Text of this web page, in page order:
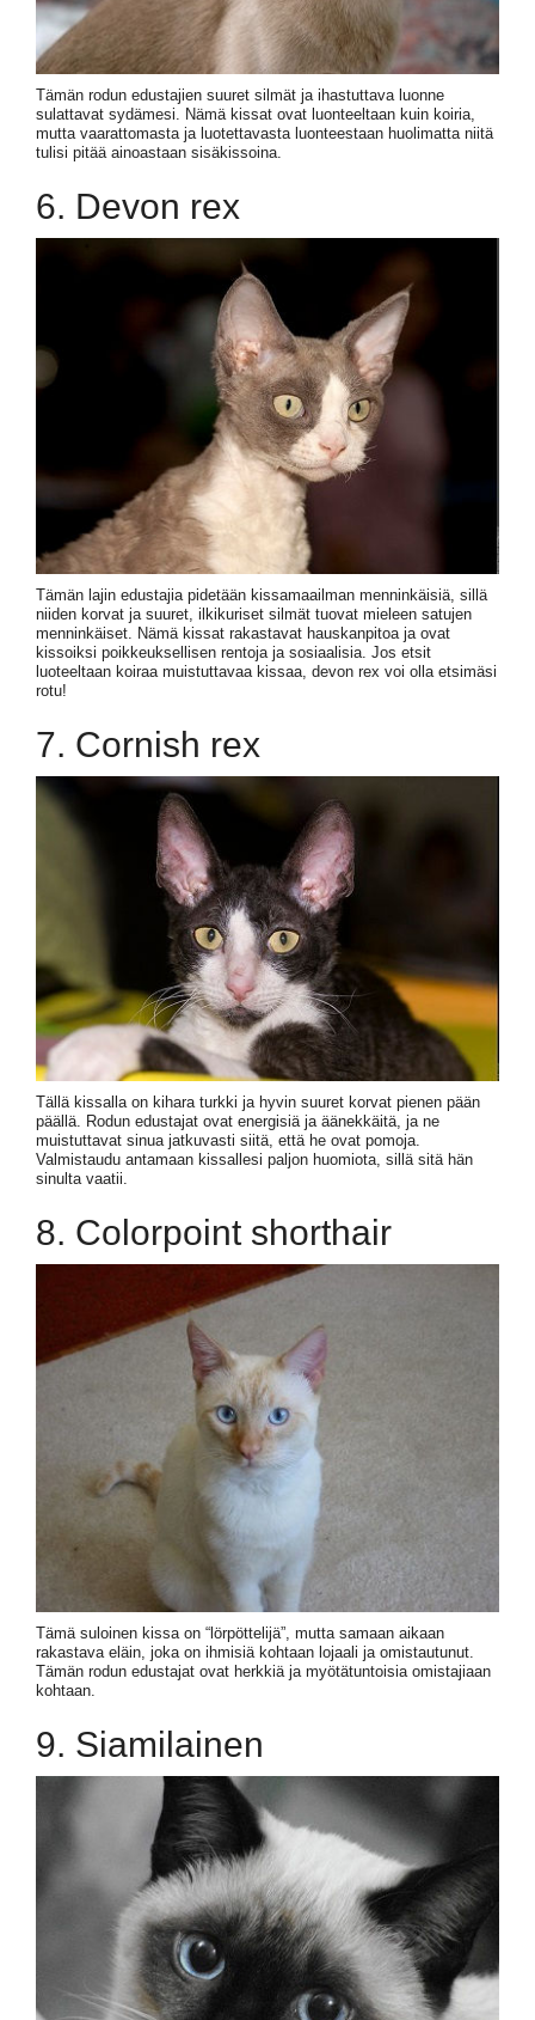
Tämän rodun edustajien suuret silmät ja ihastuttava luonne
sulattavat sydämesi. Nämä kissat ovat luonteeltaan kuin koiria,
mutta vaarattomasta ja luotettavasta luonteestaan huolimatta niitä
tulisi pitää ainoastaan sisäkissoina.
6. Devon rex
Tämän lajin edustajia pidetään kissamaailman menninkäisiä, sillä
niiden korvat ja suuret, ilkikuriset silmät tuovat mieleen satujen
menninkäiset. Nämä kissat rakastavat hauskanpitoa ja ovat
kissoiksi poikkeuksellisen rentoja ja sosiaalisia. Jos etsit
luoteeltaan koiraa muistuttavaa kissaa, devon rex voi olla etsimäsi
rotu!
7. Cornish rex
Tällä kissalla on kihara turkki ja hyvin suuret korvat pienen pään
päällä. Rodun edustajat ovat energisiä ja äänekkäitä, ja ne
muistuttavat sinua jatkuvasti siitä, että he ovat pomoja.
Valmistaudu antamaan kissallesi paljon huomiota, sillä sitä hän
sinulta vaatii.
8. Colorpoint shorthair
Tämä suloinen kissa on “lörpöttelijä”, mutta samaan aikaan
rakastava eläin, joka on ihmisiä kohtaan lojaali ja omistautunut.
Tämän rodun edustajat ovat herkkiä ja myötätuntoisia omistajiaan
kohtaan.
9. Siamilainen